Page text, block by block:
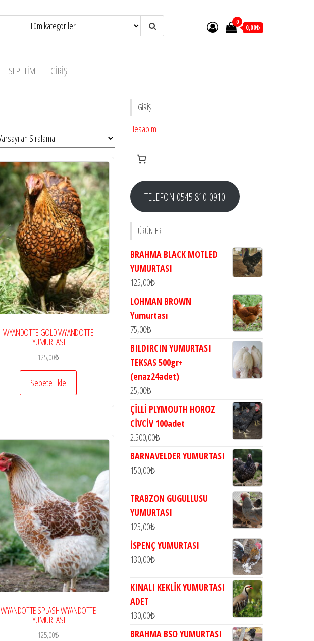
0
0,00₺
SEPETIM GIRIŞ
WYANDOTTE GOLD WYANDOTTE
YUMURTASI
125,00₺
Sepete Ekle
WYANDOTTE SPLASH WYANDOTTE
YUMURTASI
125,00₺
GIRIŞ
Hesabım
TELEFON 0545 810 0910
ÜRÜNLER
BRAHMA BLACK MOTLED
YUMURTASI
125,00₺
LOHMAN BROWN
Yumurtası
75,00₺
BILDIRCIN YUMURTASI
TEKSAS 500gr+
(enaz24adet)
25,00₺
ÇİLLİ PLYMOUTH HOROZ
CİVCİV 100adet
2.500,00₺
BARNAVELDER YUMURTASI
150,00₺
TRABZON GUGULLUSU
YUMURTASI
125,00₺
İSPENÇ YUMURTASI
130,00₺
KINALI KEKLİK YUMURTASI
ADET
130,00₺
BRAHMA BSO YUMURTASI